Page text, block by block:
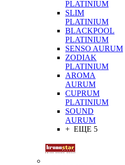
PLATINIUM
SLIM
PLATINIUM
BLACKPOOL
PLATINIUM
SENSO AURUM
ZODIAK
PLATINIUM
AROMA
AURUM
CUPRUM
PLATINIUM
SOUND
AURUM
+ ЕЩЕ 5